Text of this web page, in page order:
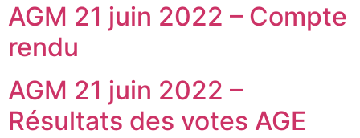
AGM 21 juin 2022 – Compte
rendu
AGM 21 juin 2022 –
Résultats des votes AGE